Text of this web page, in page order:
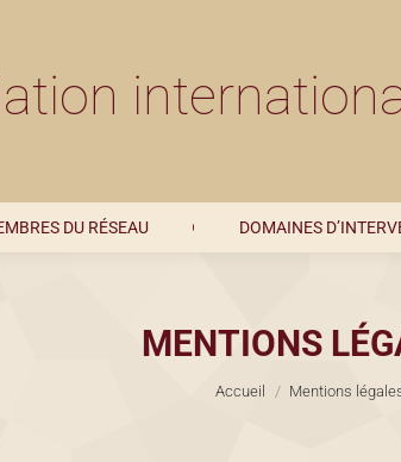
DU RÉSEAU DOMAINES
MENTIONS
Vous êtes ici :
Accueil Mentions